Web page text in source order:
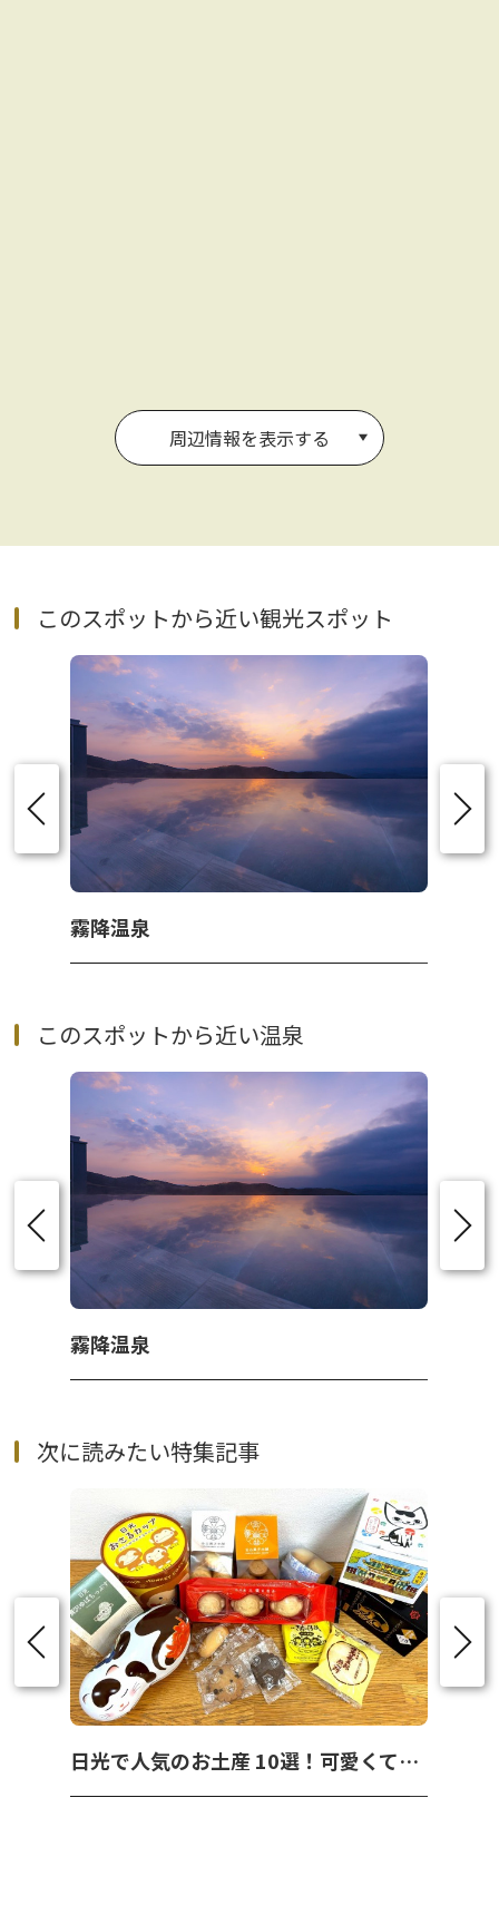
周辺情報を表示する
このスポットから近い観光スポット
霧降温泉
このスポットから近い温泉
霧降温泉
次に読みたい特集記事
日光で人気のお土産 10選！可愛くて美味しいお菓子を紹介！